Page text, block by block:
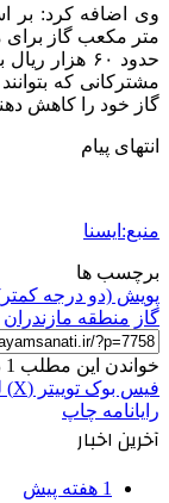
گاز خود را کاهش
انتهای پیام
منبع:ایسنا
برچسب ها
پویش (دو درجه
گاز منطقه مازندران
خواندن این مطلب 1 دقیقه زمان میبرد
فیس بوک توییتر (X)
رایانامه چاپ
آخرین اخبار
1 هفته پیش